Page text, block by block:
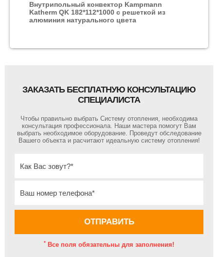
Внутрипольный конвектор Kampmann
Katherm QK 182*112*1000 с решеткой из
алюминия натурального цвета
ЗАКАЗАТЬ БЕСПЛАТНУЮ КОНСУЛЬТАЦИЮ
СПЕЦИАЛИСТА
Чтобы правильно выбрать Систему отопления, необходима
консультация профессионала. Наши мастера помогут Вам
выбрать необходимое оборудование. Проведут обследование
Вашего объекта и расчитают идеальную систему отопления!
* Все поля обязательны для заполнения!